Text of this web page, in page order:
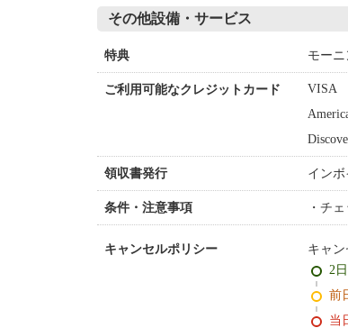
その他設備・サービス
特典 モー
ご利用可能なクレジットカード VISA
領収書発行 インボ
条件・注意事項 チェ
キャンセルポリシー キャン
2
前
当